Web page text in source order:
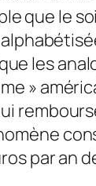
que le
les
»
par an